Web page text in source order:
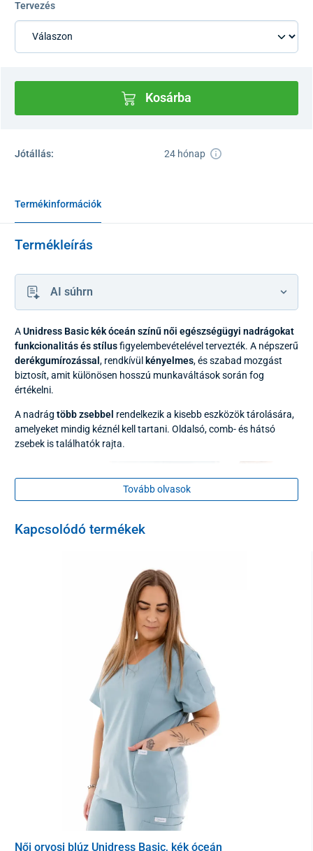
Tervezés
Kosárba
Jótállás: 24 hónap
Termékinformációk
Termékleírás
AI súhrn
AUnidress Basic kék óceán színű női egészségügyi nadrágokat
funkcionalitás és stílusfigyelembevételével tervezték. A népszerű
derékgumírozással , rendkívül kényelmes, és szabad mozgást
biztosít, amit különösen hosszú munkaváltások során fog
értékelni.
A nadrág több zsebbel rendelkezik a kisebb eszközök tárolására,
amelyeket mindig kéznél kell tartani. Oldalsó, comb- és hátsó
zsebek is találhatók rajta.
A nadrág kiváló minőségűextra finom anyagból
egyesíti a műselymet, a poliésztert és a spandexet. Kopásálló,
kellemes tapintású és kényelmes viselet. Maximum 40 °C-on
mosógépben mosható,
könnyen vasalható
, és ismételt mosás
sem veszít színéből vagy formájából.
minden egészségügyi szakember számára
beleértve az orvosokat, nővéreket, gyógytornászokat,
gondozókat, orvosi asszisztenseket és laboránsokat.
Kialakításuknak és tartósságuknak köszönhetően a nadrág
alkalmas például kozmetikusoknak, fodrászoknak, de számos
más iparágban is.
Tovább olvasok
Kapcsolódó termékek
Női orvosi blúz Unidress Basic, kék óceán